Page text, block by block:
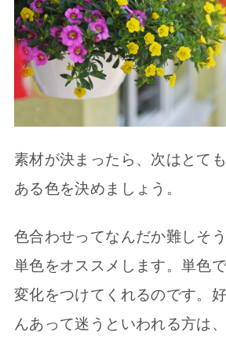
素材が決まったら、次はとて
ある色を決めましょう。
色合わせってなんだか難しそ
単色をオススメします。単色
変化をつけてくれるのです。
んあって迷うといわれる方は